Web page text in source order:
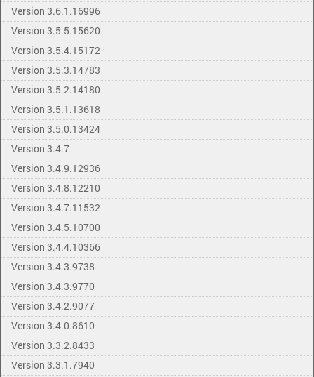
Version 3.6.1.16996
Version 3.5.5.15620
Version 3.5.4.15172
Version 3.5.3.14783
Version 3.5.2.14180
Version 3.5.1.13618
Version 3.5.0.13424
Version 3.4.7
Version 3.4.9.12936
Version 3.4.8.12210
Version 3.4.7.11532
Version 3.4.5.10700
Version 3.4.4.10366
Version 3.4.3.9738
Version 3.4.3.9770
Version 3.4.2.9077
Version 3.4.0.8610
Version 3.3.2.8433
Version 3.3.1.7940